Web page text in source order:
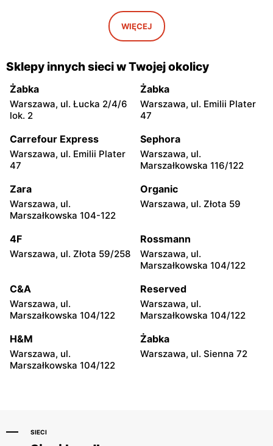
Jabłonna, ul. Zegrzyńska 7
Deichmann
Wołomin, ul. Geodetów 2
Otwock, ul. Płk. Ryszarda
Kuklińskiego 1
Milanówek, ul. Nowowiejska
Deichmann
Nowy Dwór Mazowiecki, ul.
Morawicza 2B
Deichmann
Grodzisk Mazowiecki, ul.
Deichmann Deichmann
Deichmann
Sochaczew, ul. Wójtówka
Deichmann
Deichmann Deichmann
Skierniewice, ul.
Reymonta 8A
Deichmann
Broniewskiego 7
Deichmann
5
Deichmann Deichmann
WIĘCEJ
Sklepy innych sieci w Twojej okolicy
Żabka
Warszawa, ul. Łucka 2/4/6
lok. 2
Żabka
Warszawa, ul. Emilii Plater
47
Carrefour Express
Warszawa, ul. Emilii Plater
47
Sephora
Warszawa, ul.
Marszałkowska 116/122
Zara
Warszawa, ul.
Marszałkowska 104-122
Organic
Warszawa, ul. Złota 59
4F
Warszawa, ul. Złota 59/258
Rossmann
Warszawa, ul.
Marszałkowska 104/122
C&A
Warszawa, ul.
Marszałkowska 104/122
Reserved
Warszawa, ul.
Marszałkowska 104/122
H&M
Warszawa, ul.
Marszałkowska 104/122
Żabka
Warszawa, ul. Sienna 72
SIECI